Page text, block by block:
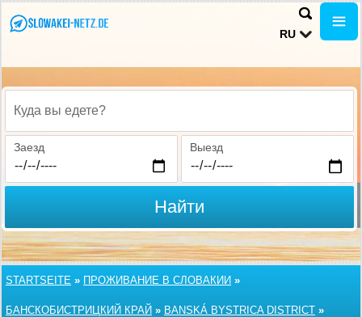
RU
Куда вы едете?
Заезд Выезд
Найти
STARTSEITE » ПРОЖИВАНИЕ В СЛОВАКИИ »
БАНСКОБИСТРИЦКИЙ КРАЙ » BANSKÁ BYSTRICA DISTRICT »